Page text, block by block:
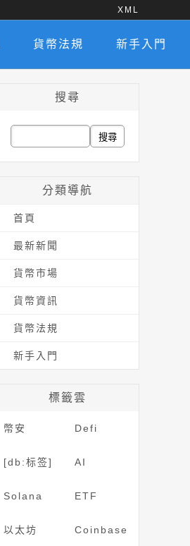
XML
貨幣法規 新手入門
搜尋
字:
分類導航
首頁
最新新聞
貨幣市場
貨幣資訊
貨幣法規
新手入門
標籤雲
幣安 Defi
[db:标签] AI
Solana ETF
以太坊 Coinbase